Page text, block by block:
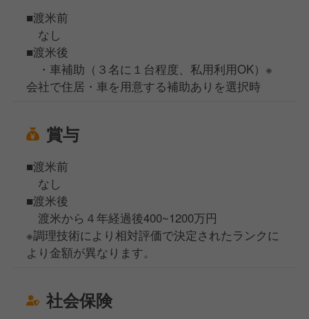
■渡米前
なし
■渡米後
・車補助（３名に１台程度、私用利用OK）※
会社で住居・車を用意する補助ありを選択時
賞与
■渡米前
なし
■渡米後
渡米から４年経過後400~1200万円
※調理技術により相対評価で決定されたランクに
より金額が異なります。
社会保険